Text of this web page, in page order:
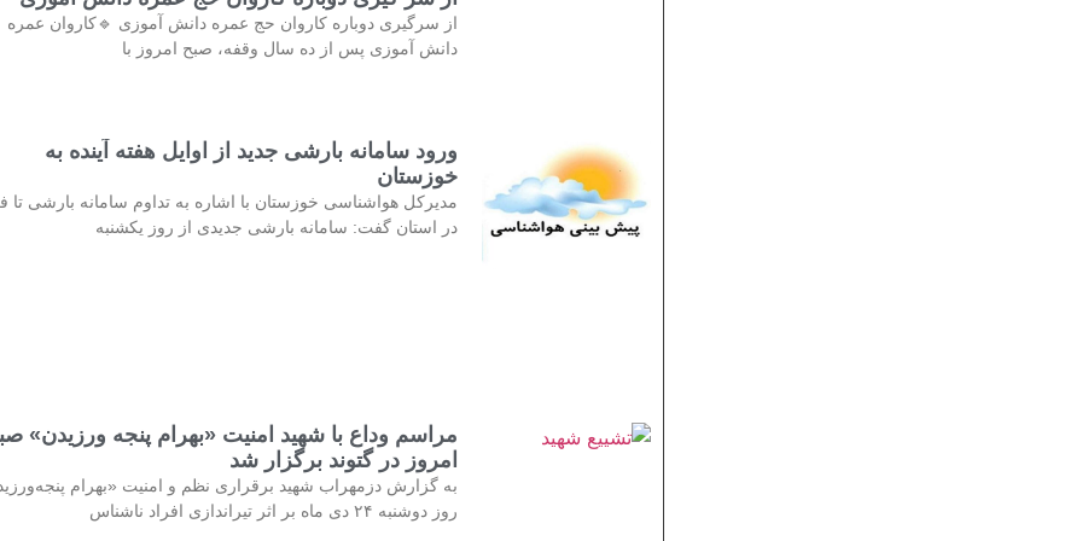
از سرگیری دوباره کاروان حج عمره دانش آموزی 🔹کاروان عمره
دانش آموزی پس از ده سال وقفه، صبح امروز با
ورود سامانه بارشی جدید از اوایل هفته آینده به
خوزستان
مدیرکل هواشناسی خوزستان با اشاره به تداوم سامانه بارشی تا
در استان گفت: سامانه بارشی جدیدی از روز یکشنبه
مراسم وداع با شهید امنیت «بهرام پنجه ورزیدن»
امروز در گتوند برگزار شد
به گزارش دزمهراب شهید برقراری نظم و امنیت «بهرام
روز دوشنبه ۲۴ دی ماه بر اثر تیراندازی افراد ناشناس